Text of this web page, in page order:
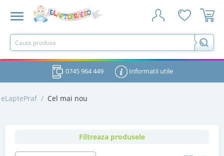
0745 964 449 Informatii utile
eLaptePraf / Cel mai nou
Filtreaza produsele